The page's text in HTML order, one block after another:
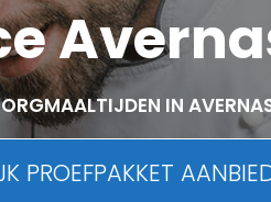
IN
PROEFPAKKET